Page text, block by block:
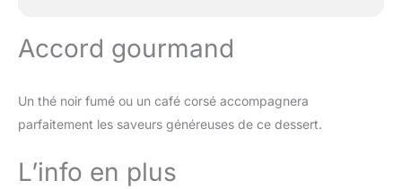
Accord gourmand
Un thé noir fumé ou un café corsé accompagnera
parfaitement les saveurs généreuses de ce dessert.
L’info en plus